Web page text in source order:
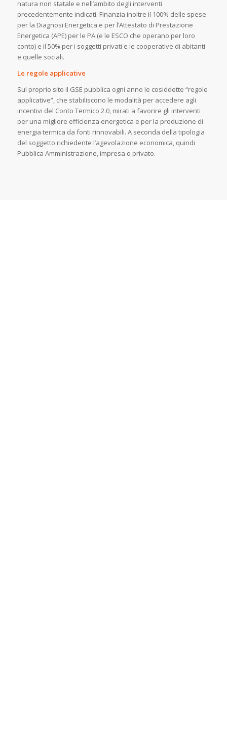
natura non statale e nell’ambito degli interventi
precedentemente indicati. Finanzia inoltre il 100% delle spese
per la Diagnosi Energetica e per l’Attestato di Prestazione
Energetica (APE) per le PA (e le ESCO che operano per loro
conto) e il 50% per i soggetti privati e le cooperative di abitanti
e quelle sociali.
Le regole applicative
Sul proprio sito il GSE pubblica ogni anno le cosiddette “regole
applicative”, che stabiliscono le modalità per accedere agli
incentivi del Conto Termico 2.0, mirati a favorire gli interventi
per una migliore efficienza energetica e per la produzione di
energia termica da fonti rinnovabili. A seconda della tipologia
del soggetto richiedente l’agevolazione economica, quindi
Pubblica Amministrazione, impresa o privato.